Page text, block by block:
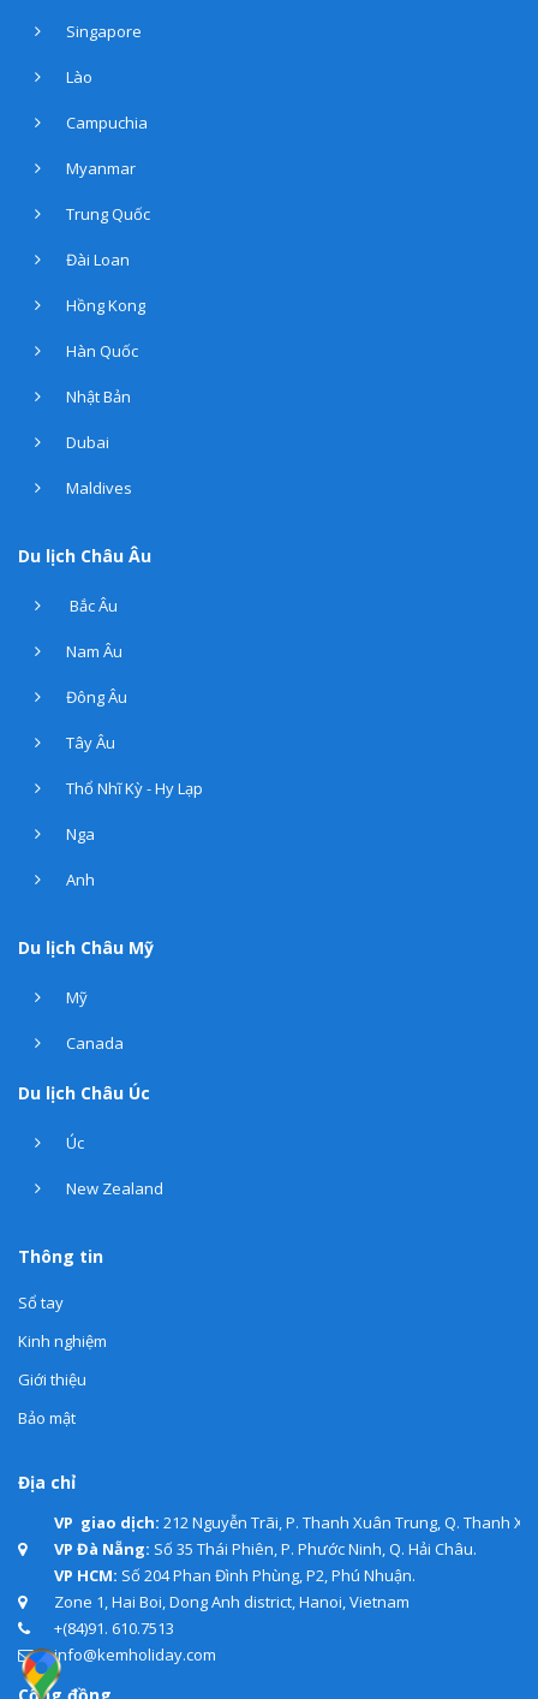
Singapore
Lào
Campuchia
Myanmar
Trung Quốc
Đài Loan
Hồng Kong
Hàn Quốc
Nhật Bản
Dubai
Maldives
Du lịch Châu Âu
Bắc Âu
Nam Âu
Đông Âu
Tây Âu
Thổ Nhĩ Kỳ - Hy Lạp
Nga
Anh
Du lịch Châu Mỹ
Mỹ
Canada
Du lịch Châu Úc
Úc
New Zealand
Thông tin
Sổ tay
Kinh nghiệm
Giới thiệu
Bảo mật
Địa chỉ
VP giao dịch: 212 Nguyễn Trãi, P. Thanh Xuân Trung, Q. Thanh
VP Đà Nẵng: Số 35 Thái Phiên, P. Phước Ninh, Q. Hải Châu.
VP HCM: Số 204 Phan Đình Phùng, P2, Phú Nhuận.
Zone 1, Hai Boi, Dong Anh district, Hanoi, Vietnam
+(84)91. 610.7513
info@kemholiday.com